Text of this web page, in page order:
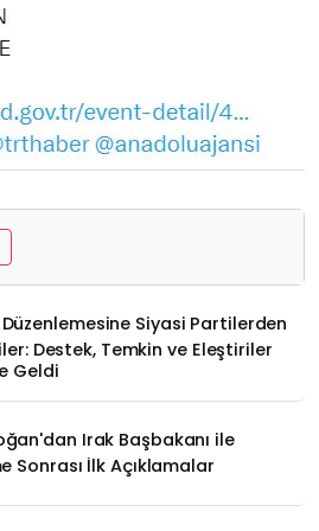
Düzenlemesine Siyasi Partilerden
Destek, Temkin ve Eleştiriler
Geldi
Irak Başbakanı ile
Sonrası İlk Açıklamalar